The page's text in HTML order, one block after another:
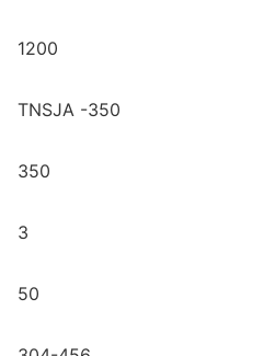
1200
TNSJA -350
350
3
50